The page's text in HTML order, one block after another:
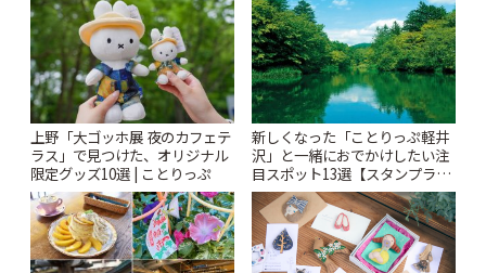
上野「大ゴッホ展 夜のカフェテ
ラス」で見つけた、オリジナル
限定グッズ10選 | ことりっぷ
新しくなった「ことりっぷ軽井
沢」と一緒におでかけしたい注
目スポット13選【スタンプラリ
ー開催中】 | ことりっぷ